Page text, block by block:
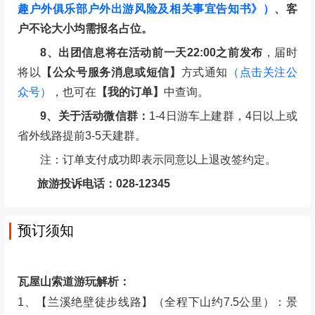
趣户外俱乐部户外出游风险及相关事宜告知书》） 、客
户不论大小均需报名占位。
8、出团信息将在活动前一天22:00之前发布 ，届时
将以
【公众号服务消息或短信】 方式通知
（点击关注公
众号）
，也可在 【我的订单】 中查询。
9、关于活动微信群： 1-4日游车上建群，4日以上或
省外线路提前3-5天建群。
注：订单支付成功即表示同意以上退改签约定。
旅游投诉电话：028-12345
预订须知
瓦屋山索道游玩解析：
1、【兰溪绝壁徒步线路】（全程下山约7.5公里）：景